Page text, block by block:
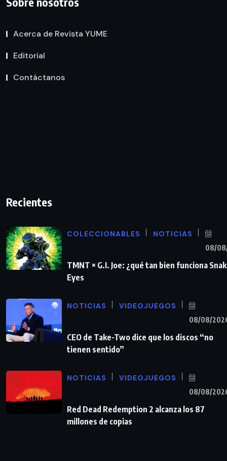
Acerca de Revista YUME
Editorial
Contáctanos
Recientes
COLECCIONABLES NOTICIAS
08/
TMNT × G.I. Joe: ¿qué tan bien funciona
Eyes
NOTICIAS VIDEOJUEGOS
08/08/
CEO de Take-Two dice que los discos “no
tienen sentido”
NOTICIAS VIDEOJUEGOS
08/08/
Red Dead Redemption 2 alcanza los 87
millones de copias